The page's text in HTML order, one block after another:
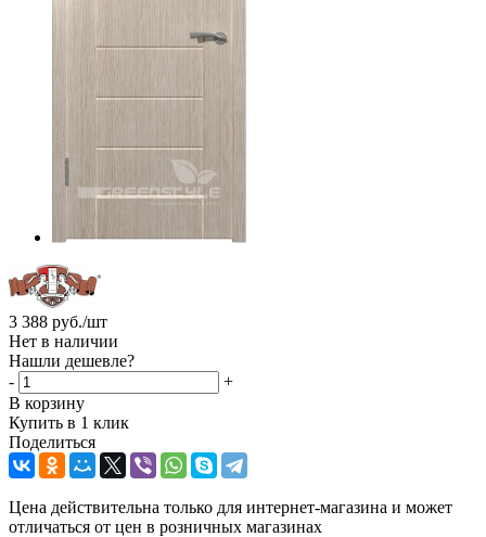
3 388 руб./шт
Нет в наличии
Нашли дешевле?
-
+
В корзину
Купить в 1 клик
Поделиться
Цена действительна только для интернет-магазина и может
отличаться от цен в розничных магазинах